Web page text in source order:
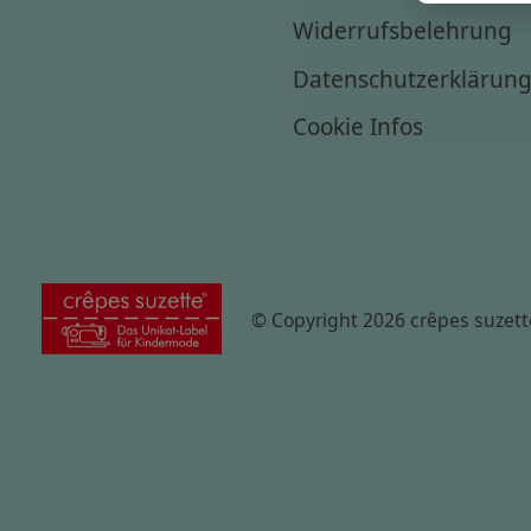
Widerrufsbelehrung
Datenschutzerklärung
Cookie Infos
© Copyright 2026 crêpes